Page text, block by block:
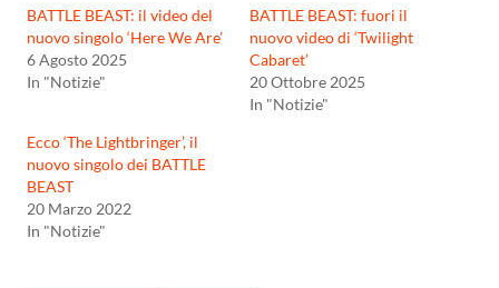
BATTLE BEAST: il video del
nuovo singolo ‘Here We Are’
6 Agosto 2025
In "Notizie"
BATTLE BEAST: fuori il
nuovo video di ‘Twilight
Cabaret’
20 Ottobre 2025
In "Notizie"
Ecco ‘The Lightbringer’, il
nuovo singolo dei BATTLE
BEAST
20 Marzo 2022
In "Notizie"